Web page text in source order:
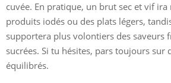
cuvée. En pratique, un brut sec et vif
produits iodés ou des plats légers,
supportera plus volontiers des saveurs
sucrées. Si tu hésites, pars toujours sur
équilibrés.